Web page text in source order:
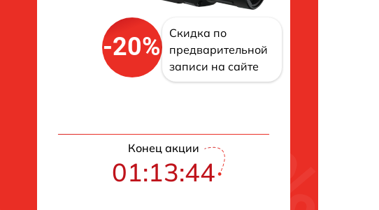
-20%
Скидка по
предварительной
записи на сайте
Конец акции
01:13:43